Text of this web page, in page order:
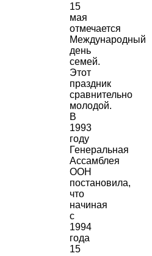
15
мая
отмечается
Международный
день
семей.
Этот
праздник
сравнительно
молодой.
В
1993
году
Генеральная
Ассамблея
ООН
постановила,
что
начиная
с
1994
года
15